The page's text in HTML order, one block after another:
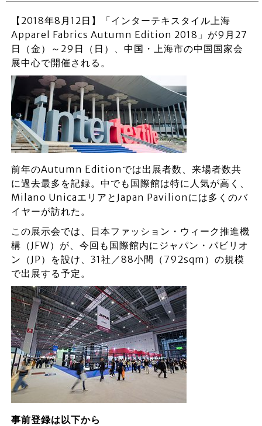
【2018年8月12日】「インターテキスタイル上海
Apparel Fabrics Autumn Edition 2018」が9月27
日（金）～29日（日）、中国・上海市の中国国家会
展中心で開催される。
前年のAutumn Editionでは出展者数、来場者数共
に過去最多を記録。中でも国際館は特に人気が高く、
Milano UnicaエリアとJapan Pavilionには多くのバ
イヤーが訪れた。
この展示会では、日本ファッション・ウィーク推進機
構（JFW）が、今回も国際館内にジャパン・パビリオ
ン（JP）を設け、31社／88小間（792sqm）の規模
で出展する予定。
事前登録は以下から